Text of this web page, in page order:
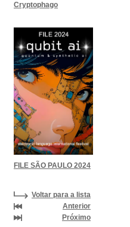
Cryptophago
FILE SÃO PAULO 2024
Voltar para a lista
Anterior
Próximo